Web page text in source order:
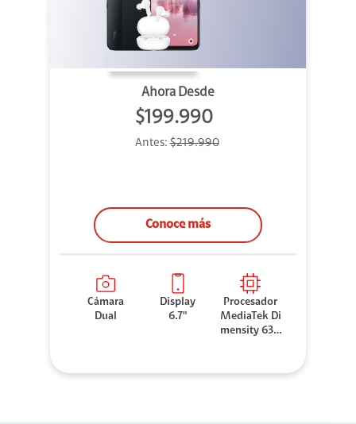
Ahora Desde
$199.990
Antes:$219.990
Conoce más
Cámara
Dual
Display
6.7"
Procesador
MediaTek Di
mensity 630